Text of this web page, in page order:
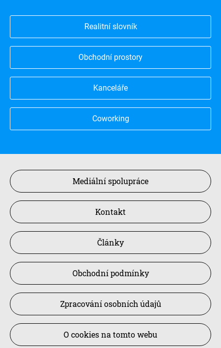
Realitní slovník
Obchodní prostory
Kanceláře
Coworking
Mediální spolupráce
Kontakt
Články
Obchodní podmínky
Zpracování osobních údajů
O cookies na tomto webu